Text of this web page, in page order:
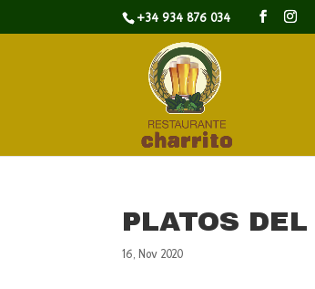
+34 934 876 034
PLATOS
16, Nov 2020